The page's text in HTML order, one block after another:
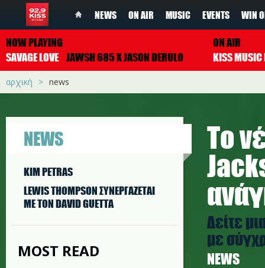
NEWS ON AIR MUSIC EVENTS WIN
NOW PLAYING
SAVAGE LOVE JAWSH 685 X JASON DERULO
ON AIR
αρχική news
NEWS
KIM PETRAS
LEWIS THOMPSON ΣΥΝΕΡΓAΖΕΤΑΙ
ΜΕ ΤΟΝ DAVID GUETTA
MOST READ
Το
Δείτε
με
NEWS